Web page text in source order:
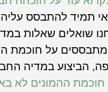
תמיד להתבסס
שואלים שאלות
מתבססים על חוכמת
הביצוע במדיה
חוכמת ההמונים לא